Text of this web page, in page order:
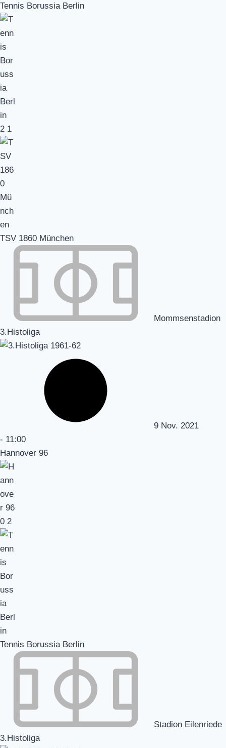
Tennis Borussia Berlin
2 1
TSV 1860 München
Mommsenstadion
3.Histoliga
9 Nov. 2021
- 11:00
Hannover 96
0 2
Tennis Borussia Berlin
Stadion Eilenriede
3.Histoliga